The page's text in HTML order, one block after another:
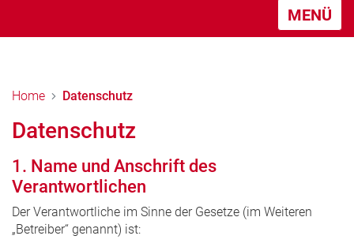
MENÜ
Home Datenschutz
Datenschutz
1. Name und Anschrift des
Verantwortlichen
Der Verantwortliche im Sinne der Gesetze (im Weiteren
„Betreiber“ genannt) ist: